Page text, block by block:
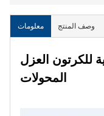
معلومات وصف المنتج
للكرتون العزل
المحولات